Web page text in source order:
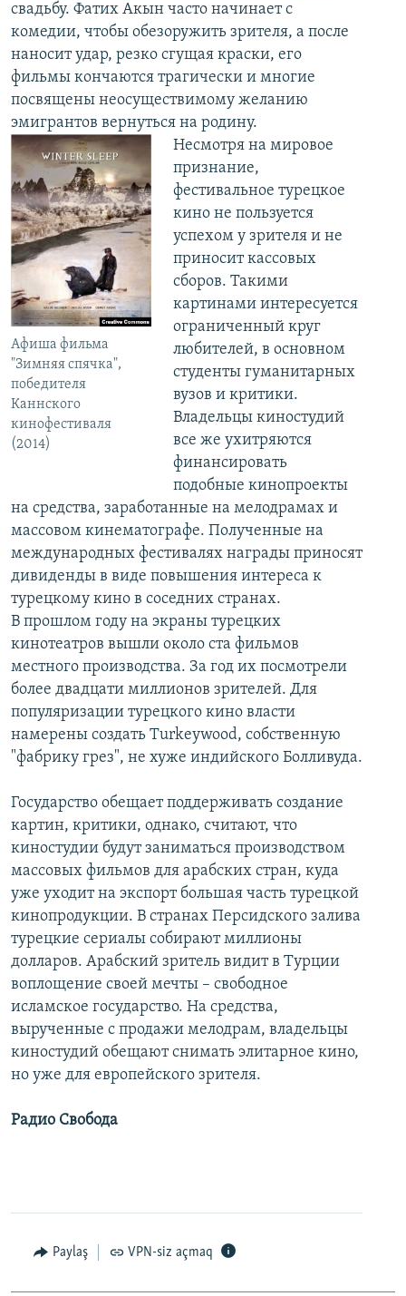
свадьбу. Фатих Акын часто начинает с
комедии, чтобы обезоружить зрителя, а после
наносит удар, резко сгущая краски, его
фильмы кончаются трагически и многие
посвящены неосуществимому желанию
эмигрантов вернуться на родину.
Афиша фильма
"Зимняя спячка",
победителя
Каннского
кинофестиваля
(2014)
Несмотря на мировое
признание,
фестивальное турецкое
кино не пользуется
успехом у зрителя и не
приносит кассовых
сборов. Такими
картинами интересуется
ограниченный круг
любителей, в основном
студенты гуманитарных
вузов и критики.
Владельцы киностудий
все же ухитряются
финансировать
подобные кинопроекты
на средства, заработанные на мелодрамах и
массовом кинематографе. Полученные на
международных фестивалях награды приносят
дивиденды в виде повышения интереса к
турецкому кино в соседних странах.
В прошлом году на экраны турецких
кинотеатров вышли около ста фильмов
местного производства. За год их посмотрели
более двадцати миллионов зрителей. Для
популяризации турецкого кино власти
намерены создать Turkeywood, собственную
"фабрику грез", не хуже индийского Болливуда.
Государство обещает поддерживать создание
картин, критики, однако, считают, что
киностудии будут заниматься производством
массовых фильмов для арабских стран, куда
уже уходит на экспорт большая часть турецкой
кинопродукции. В странах Персидского залива
турецкие сериалы собирают миллионы
долларов. Арабский зритель видит в Турции
воплощение своей мечты – свободное
исламское государство. На средства,
вырученные с продажи мелодрам, владельцы
киностудий обещают снимать элитарное кино,
но уже для европейского зрителя.
Радио Свобода
Paylaş VPN-siz açmaq